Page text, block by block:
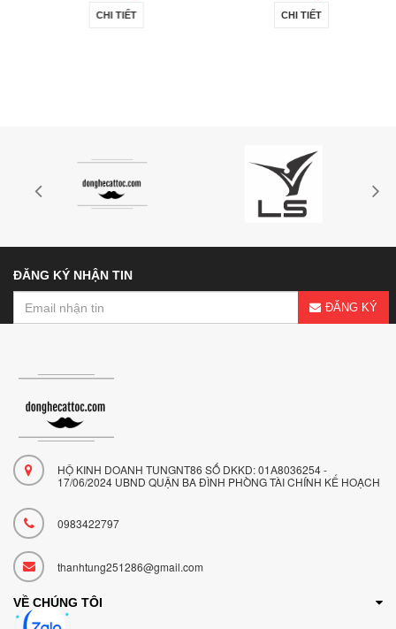
CHI TIẾT CHI TIẾT
ĐĂNG KÝ NHẬN TIN
ĐĂNG KÝ
HỘ KINH DOANH TUNGNT86 SỐ DKKD: 01A8036254 -
17/06/2024 UBND QUẬN BA ĐÌNH PHÒNG TÀI CHÍNH KẾ HOẠCH
0983422797
thanhtung251286@gmail.com
VỀ CHÚNG TÔI